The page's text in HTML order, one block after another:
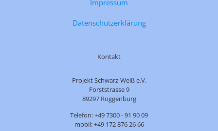
Impressum
Datenschutzerklärung
Kontakt
Projekt Schwarz-Weiß e.V.
Forststrasse 9
89297 Roggenburg
Telefon: +49 7300 - 91 90 09
mobil: +49 172 876 26 66